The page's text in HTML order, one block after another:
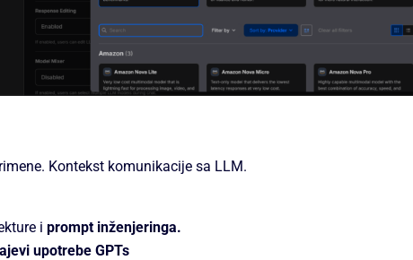
Kontekst komunikacije sa LLM.
i prompt inženjeringa.
upotrebe GPTs